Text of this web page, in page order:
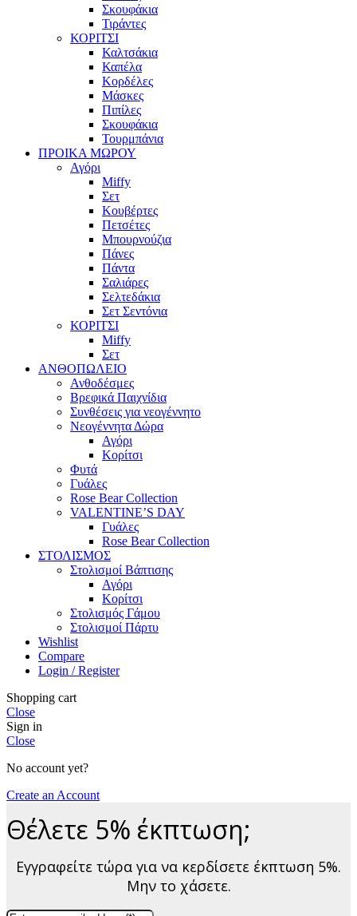
Σκουφάκια
Τιράντες
ΚΟΡΙΤΣΙ
Καλτσάκια
Καπέλα
Κορδέλες
Μάσκες
Πιπίλες
Σκουφάκια
Τουρμπάνια
ΠΡΟΙΚΑ ΜΩΡΟΥ
Αγόρι
Miffy
Σετ
Κουβέρτες
Πετσέτες
Μπουρνούζια
Πάνες
Πάντα
Σαλιάρες
Σελτεδάκια
Σετ Σεντόνια
ΚΟΡΙΤΣΙ
Miffy
Σετ
ΑΝΘΟΠΩΛΕΙΟ
Ανθοδέσμες
Βρεφικά Παιχνίδια
Συνθέσεις για νεογέννητο
Νεογέννητα Δώρα
Αγόρι
Κορίτσι
Φυτά
Γυάλες
Rose Bear Collection
VALENTINE’S DAY
Γυάλες
Rose Bear Collection
ΣΤΟΛΙΣΜΟΣ
Στολισμοί Βάπτισης
Αγόρι
Κορίτσι
Στολισμός Γάμου
Στολισμοί Πάρτυ
Wishlist
Compare
Login / Register
Shopping cart
Close
Sign in
Close
No account yet?
Create an Account
Θέλετε 5% έκπτωση;
Εγγραφείτε τώρα για να κερδίσετε έκπτωση 5%.
Μην το χάσετε.